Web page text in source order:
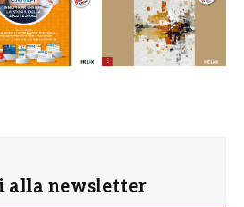
alla newsletter